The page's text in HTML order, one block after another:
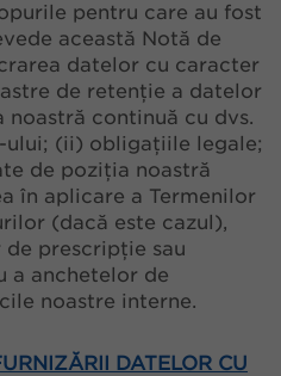
pentru care au fost
această Notă de
datelor cu caracter
de retenție a datelor
noastră continuă cu dvs.
ului; (ii) obligațiile legale;
de poziția noastră
în aplicare a Termenilor
(dacă este cazul),
prescripție sau
a anchetelor de
noastre interne.
DATELOR CU